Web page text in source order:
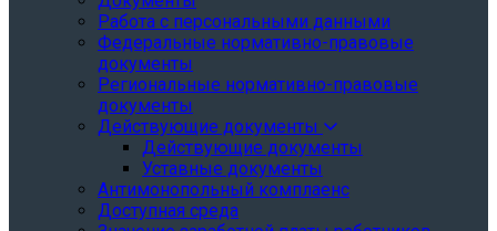
Работа с персональными данными
Федеральные нормативно-правовые
документы
Региональные нормативно-правовые
документы
Действующие документы
Действующие документы
Уставные документы
Антимонопольный комплаенс
Доступная среда